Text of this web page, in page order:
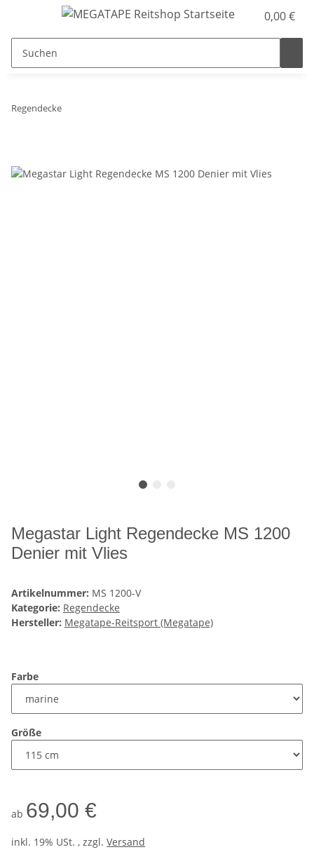
0,00 €
Regendecke
Megastar Light Regendecke MS 1200
Denier mit Vlies
Artikelnummer: MS 1200-V
Kategorie: Regendecke
Hersteller: Megatape-Reitsport (Megatape)
Farbe
Größe
ab 69,00 €
inkl. 19% USt. , zzgl. Versand